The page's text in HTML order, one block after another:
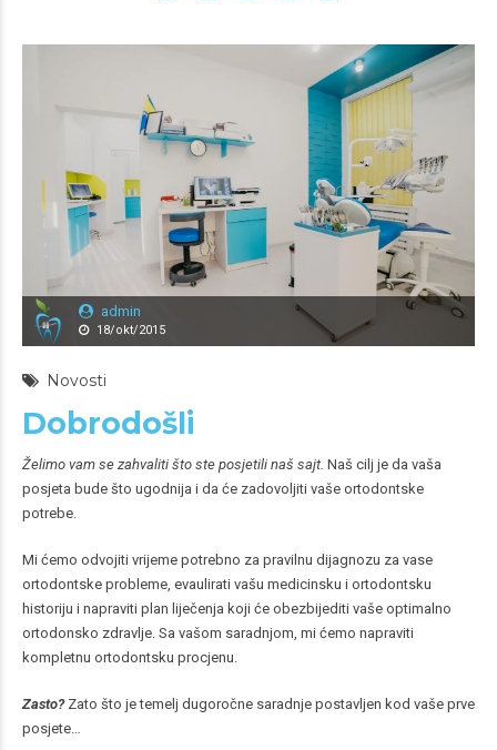
admin
18/okt/2015
Novosti
Dobrodošli
Želimo vam se zahvaliti što ste posjetili naš sajt. Naš cilj je da vaša
posjeta bude što ugodnija i da će zadovoljiti vaše ortodontske
potrebe.
Mi ćemo odvojiti vrijeme potrebno za pravilnu dijagnozu za vase
ortodontske probleme, evaulirati vašu medicinsku i ortodontsku
historiju i napraviti plan liječenja koji će obezbijediti vaše optimalno
ortodonsko zdravlje. Sa vašom saradnjom, mi ćemo napraviti
kompletnu ortodontsku procjenu.
Zasto? Zato što je temelj dugoročne saradnje postavljen kod vaše prve
posjete…